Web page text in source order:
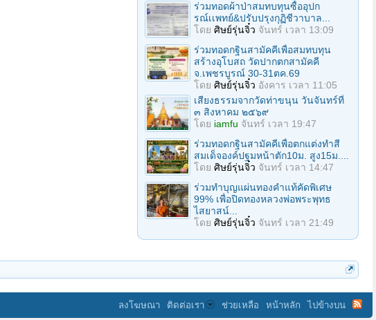
ร่วมทอดผ้าป่าสมทบทุนซื้ออุปก
รณ์เเพทย์&ปรับปรุงกุฏิชีวาบาล...
โดย ศิษย์รุ่นจิ๋ว จันทร์ เวลา 13:09
ร่วมทอดกฐินสามัคคีเพื่อสมทบทุน
สร้างอุโบสถ วัดปากตกสามัคคี
จ.เพชรบูรณ์ 30-31ตค.69
โดย ศิษย์รุ่นจิ๋ว อังคาร เวลา 11:05
เสียงธรรมจากวัดท่าขนุน วันจันทร์ที่
๓ สิงหาคม ๒๕๖๙
โดย iamfu จันทร์ เวลา 19:47
ร่วมทอดกฐินสามัคคีเพื่อตกแต่งทำสี
สมเด็จองค์ปฐมหน้าตัก10ม. สูง15ม....
โดย ศิษย์รุ่นจิ๋ว จันทร์ เวลา 14:47
ร่วมทําบุญแผ่นทองคำแท้คัดพิเศษ
99% เพื่อปิดทองหลวงพ่อพระพุทธ
ไสยาสน์...
โดย ศิษย์รุ่นจิ๋ว จันทร์ เวลา 21:49
ลงโฆษณา ติดต่อเรา ช่วยเหลือ หน้าหลัก ไปข้างบน